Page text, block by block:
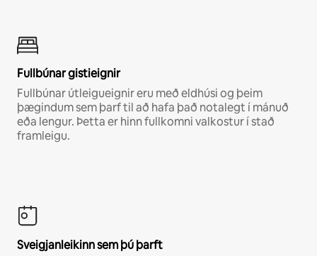
Fullbúnar gistieignir
Fullbúnar útleigueignir eru með eldhúsi og þeim
þægindum sem þarf til að hafa það notalegt í mánuð
eða lengur. Þetta er hinn fullkomni valkostur í stað
framleigu.
Sveigjanleikinn sem þú þarft